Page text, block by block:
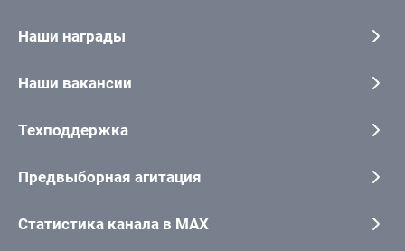
Наши награды
Наши вакансии
Техподдержка
Предвыборная агитация
Статистика канала в MAX